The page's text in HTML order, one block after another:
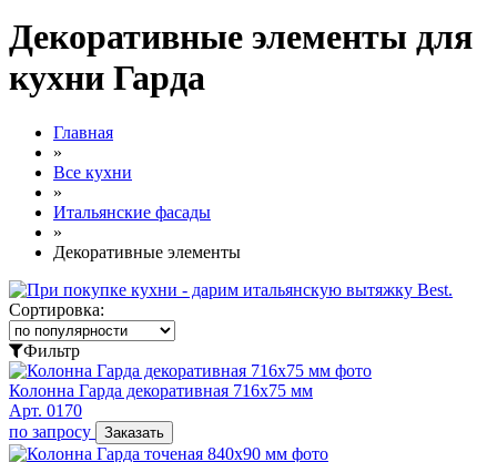
Декоративные элементы для
кухни Гарда
Главная
»
Все кухни
»
Итальянские фасады
»
Декоративные элементы
Сортировка:
Фильтр
Колонна Гарда декоративная 716х75 мм
Арт. 0170
по запросу
Заказать